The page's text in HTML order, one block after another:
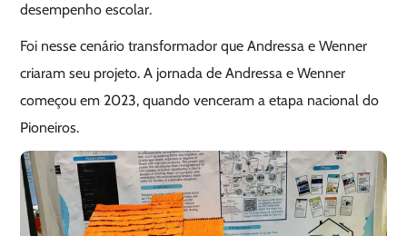
desempenho escolar.
Foi nesse cenário transformador que Andressa e Wenner
criaram seu projeto. A jornada de Andressa e Wenner
começou em 2023, quando venceram a etapa nacional do
Pioneiros.